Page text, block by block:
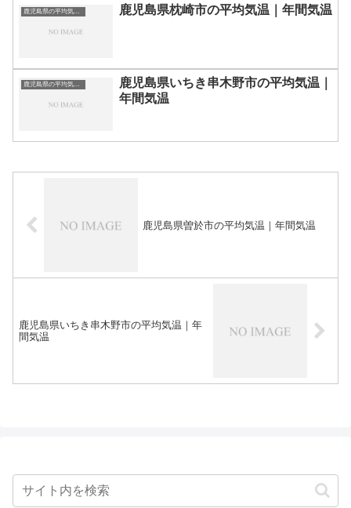
鹿児島県の平均気温まとめ 鹿児島県枕崎市の平均気温｜年間気温
鹿児島県の平均気温まとめ
鹿児島県いちき串木野市の平均気温｜
年間気温
鹿児島県曽於市の平均気温｜年間気温
鹿児島県いちき串木野市の平均気温｜年
間気温